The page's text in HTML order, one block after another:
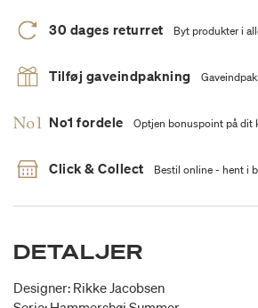
30 dages returret Byt produkter i
Tilføj gaveindpakning
No1 fordele Optjen bonuspoint på dit
Click & Collect Bestil online - hent i
DETALJER
Designer: Rikke Jacobsen